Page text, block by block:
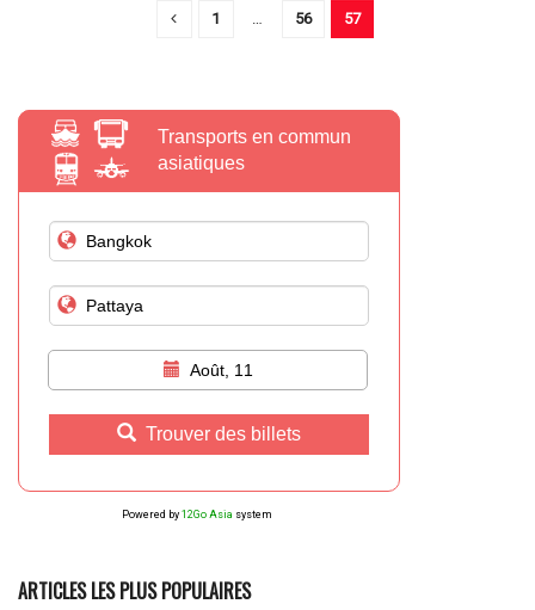
1 56 57
Transports en commun
asiatiques
Août, 11
Trouver des billets
Powered by 12Go Asia system
ARTICLES LES PLUS POPULAIRES